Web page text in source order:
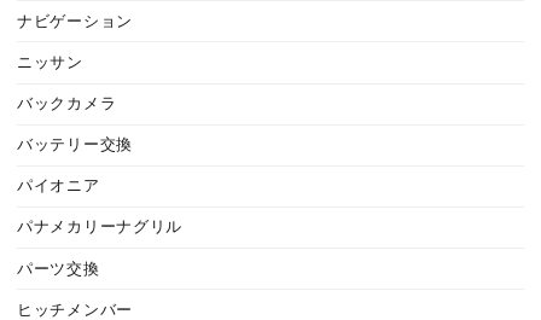
ナビゲーション
ニッサン
バックカメラ
バッテリー交換
パイオニア
パナメカリーナグリル
パーツ交換
ヒッチメンバー